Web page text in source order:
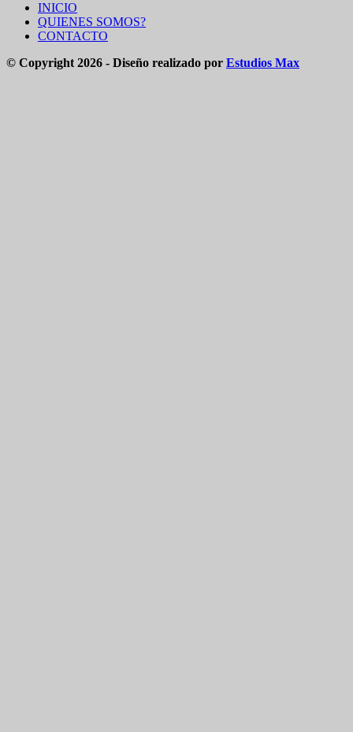
INICIO
QUIENES SOMOS?
CONTACTO
© Copyright 2026 - Diseño realizado por Estudios Max